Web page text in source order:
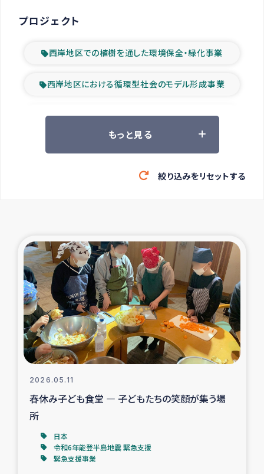
プロジェクト
西岸地区での植樹を通した環境保全・緑化事業
西岸地区における循環型社会のモデル形成事業
ツアー参加者の声
緊急救援の時代
東ティモール豪雨緊急支援
大雨による洪水被災者支援
カカオ生産者支援事業
シリア国内避難民・帰還民の生活再建支援
トルコにおけるシリア難民支援事業
インドネシア中部 スラウェシの地震・津波被災者支援
スリランカ ジャフナ県干物事業
もっと見る
絞り込みをリセットする
2026.05.11
春休み子ども食堂 ― 子どもたちの笑顔が集う場
所
日本
令和6年能登半島地震 緊急支援
緊急支援事業